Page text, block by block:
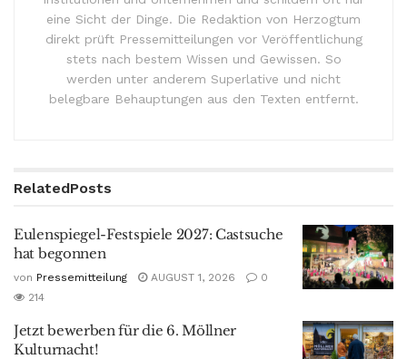
eine Sicht der Dinge. Die Redaktion von Herzogtum
direkt prüft Pressemitteilungen vor Veröffentlichung
stets nach bestem Wissen und Gewissen. So
werden unter anderem Superlative und nicht
belegbare Behauptungen aus den Texten entfernt.
RelatedPosts
Eulenspiegel-Festspiele 2027: Castsuche
hat begonnen
von Pressemitteilung AUGUST 1, 2026
0
214
Jetzt bewerben für die 6. Möllner
Kulturnacht!